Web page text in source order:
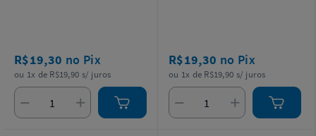
R$19,30 no Pix
ou 1x de R$19,90 s/ juros
R$19,30 no Pix
ou 1x de R$19,90 s/ juros